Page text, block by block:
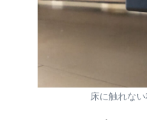
床に触れな